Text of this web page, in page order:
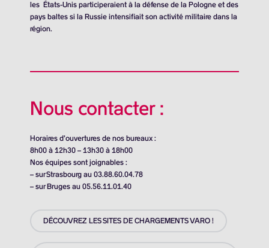
les États-Unis participeraient à la défense de la Pologne et des
pays baltes si la Russie intensifiait son activité militaire dans la
région.
Nous contacter :
Horaires d’ouvertures de nos bureaux :
8h00 à 12h30 – 13h30 à 18h00
Nos équipes sont joignables :
– sur Strasbourg au 03.88.60.04.78
– sur Bruges au 05.56.11.01.40
DÉCOUVREZ LES SITES DE CHARGEMENTS VARO !